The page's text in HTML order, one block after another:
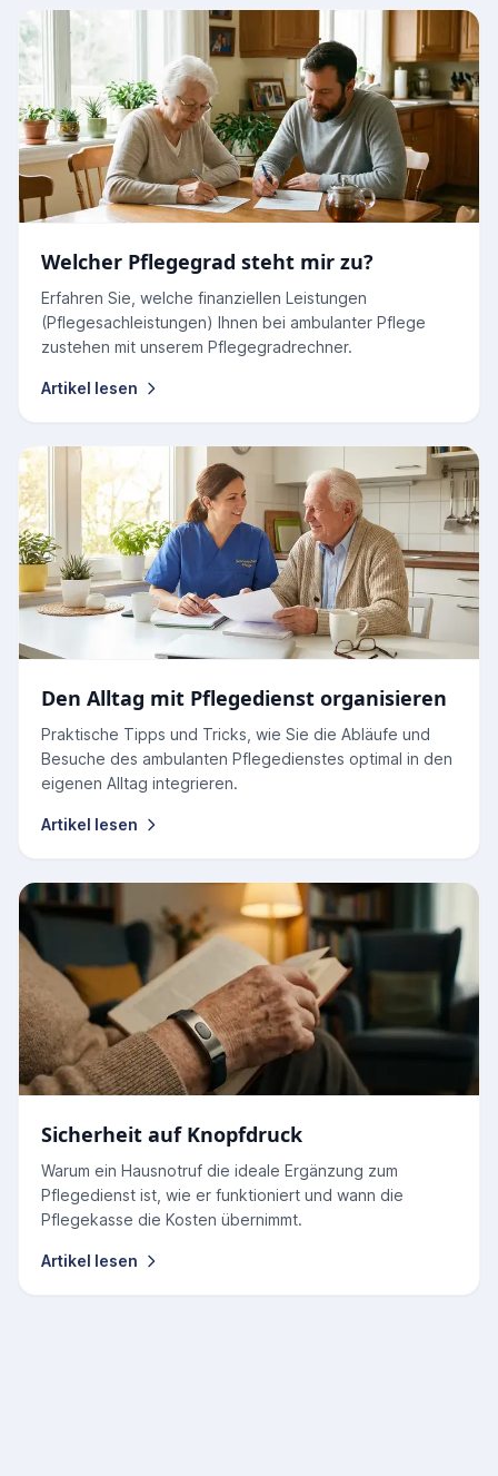
Welcher Pflegegrad steht mir zu?
Erfahren Sie, welche finanziellen Leistungen
(Pflegesachleistungen) Ihnen bei ambulanter Pflege
zustehen mit unserem Pflegegradrechner.
Artikel lesen
Den Alltag mit Pflegedienst organisieren
Praktische Tipps und Tricks, wie Sie die Abläufe und
Besuche des ambulanten Pflegedienstes optimal in den
eigenen Alltag integrieren.
Artikel lesen
Sicherheit auf Knopfdruck
Warum ein Hausnotruf die ideale Ergänzung zum
Pflegedienst ist, wie er funktioniert und wann die
Pflegekasse die Kosten übernimmt.
Artikel lesen